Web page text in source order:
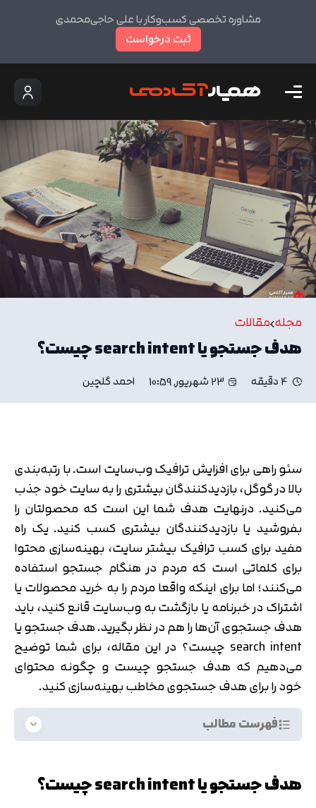
مشاوره تخصصی کسب‌وکار با علی حاجی‌محمدی
ثبت درخواست
مجله مقالات
هدف جستجو یا search intent چیست؟
4 دقیقه 23 شهریور, 10:59 احمد گلچین
سئو راهی برای افزایش ترافیک وب‌سایت است. با رتبه‌بندی
بالا در گوگل، بازدیدکنندگان بیشتری را به سایت خود جذب
می‌کنید. درنهایت هدف شما این است که محصولتان را
بفروشید یا بازدیدکنندگان بیشتری کسب کنید. یک راه
مفید برای کسب ترافیک بیشتر سایت، بهینه‌سازی محتوا
برای کلماتی است که مردم در هنگام جستجو استفاده
می‌کنند؛ اما برای اینکه واقعا مردم را به خرید محصولات یا
اشتراک در خبرنامه یا بازگشت به وب‌سایت قانع کنید، باید
هدف جستجوی آن‌ها را هم در نظر بگیرید. هدف جستجو یا
search intent چیست؟ در این مقاله، برای شما توضیح
می‌دهیم که هدف جستجو چیست و چگونه محتوای
خود را برای هدف جستجوی مخاطب بهینه‌سازی کنید.
فهرست مطالب
هدف جستجو یا search intent چیست؟